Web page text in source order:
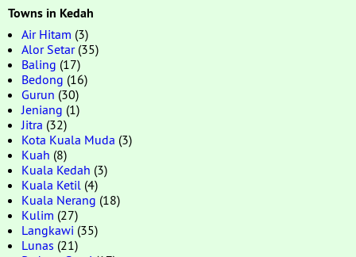
Towns in Kedah
Air Hitam (3)
Alor Setar(35)
Baling (17)
Bedong (16)
Gurun (30)
Jeniang (1)
Jitra (32)
Kota Kuala Muda (3)
Kuah (8)
Kuala Kedah (3)
Kuala Ketil (4)
Kuala Nerang (18)
Kulim (27)
Langkawi (35)
Lunas (21)